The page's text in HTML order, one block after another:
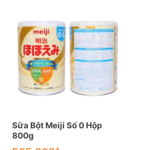
Sữa Bột Meiji Số 0 Hộp
800g